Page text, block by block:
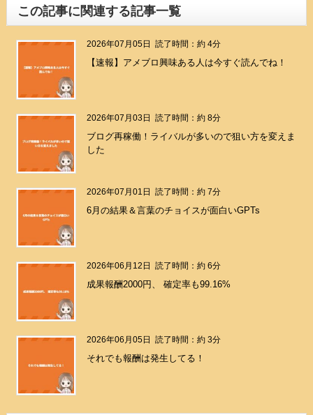
この記事に関連する記事一覧
2026年07月05日 読了時間：約 4分
【速報】アメブロ興味ある人は今すぐ読んでね！
2026年07月03日 読了時間：約 8分
ブログ再稼働！ライバルが多いので狙い方を変えま
した
2026年07月01日 読了時間：約 7分
6月の結果＆言葉のチョイスが面白いGPTs
2026年06月12日 読了時間：約 6分
成果報酬2000円、 確定率も99.16%
2026年06月05日 読了時間：約 3分
それでも報酬は発生してる！